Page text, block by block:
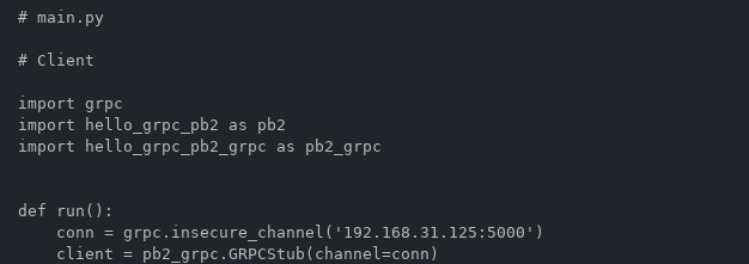
# main.py
# Client
import grpc
import hello_grpc_pb2 as pb2
import hello_grpc_pb2_grpc as pb2_grpc
def run():
    conn = grpc.insecure_channel('192.168.31.125:5000')
    client = pb2_grpc.GRPCStub(channel=conn)